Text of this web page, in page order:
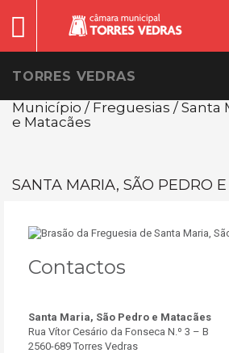
TORRES VEDRAS
Município / Freguesias / Santa
e Matacães
SANTA MARIA, SÃO PEDRO
Contactos
Santa Maria, São Pedro e Matacães
Rua Vítor Cesário da Fonseca N.º 3 – B
2560-689 Torres Vedras